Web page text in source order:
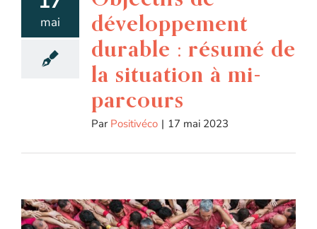
mai
développement
durable : résumé de
la situation à mi-
parcours
Par Positivéco | 17 mai 2023